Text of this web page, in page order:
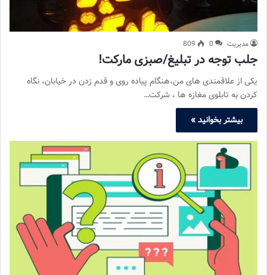
مدیریت 0
809
جلب توجه در تبلیغ/صبزی مارکت!
یکی از علاقمندی های من،هنگام پیاده روی و قدم زدن در خیابان، نگاه
کردن به تابلوی مغازه ها ، شرکت…
بیشتر بخوانید »